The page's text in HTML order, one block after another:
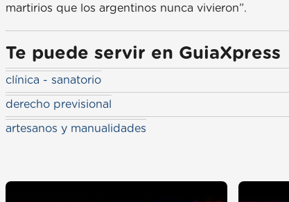
martirios que los argentinos nunca vivieron”.
Te puede servir en GuiaXpress
clínica - sanatorio
derecho previsional
artesanos y manualidades